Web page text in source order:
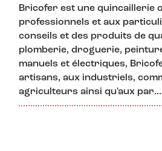
Bricofer est une quincaillerie
professionnels et aux
conseils et des produits de
plomberie, droguerie,
manuels et électriques,
artisans, aux industriels,
agriculteurs ainsi qu'aux par...